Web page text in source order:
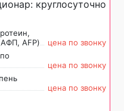
круглосуточно
AFP)
цена по звонку
цена по звонку
цена по звонку